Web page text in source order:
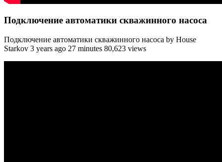
Подключение автоматики скважинного насоса
Подключение автоматики скважинного насоса by House
Starkov 3 years ago 27 minutes 80,623 views